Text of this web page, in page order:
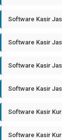
Software Kasir
Software Kasir
Software Kasir
Software Kasir
Software Kasir
Software Kasir